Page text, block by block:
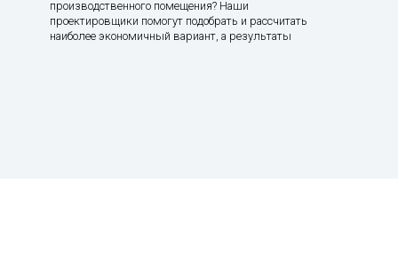
производственного помещения? Наши
проектировщики помогут подобрать и рассчитать
наиболее экономичный вариант, а результаты